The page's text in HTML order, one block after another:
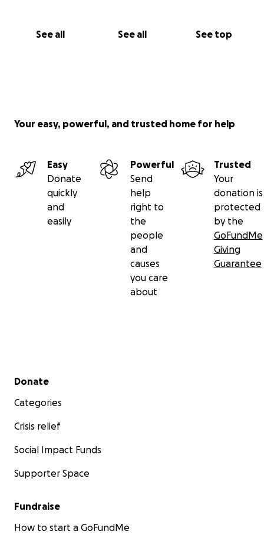
See all See all See top
această pagină celor care ar putea să o facă.
Your easy, powerful, and trusted home for help
Easy
Donate
quickly
and
easily
Powerful
Send
help
right to
the
people
and
causes
you care
about
Trusted
Your
donation is
protected
by the
GoFundMe
Giving
Guarantee
Secondary menu
Donate
Categories
Crisis relief
Social Impact Funds
Supporter Space
Fundraise
How to start a GoFundMe